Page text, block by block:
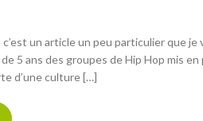
c’est un article un peu particulier que
5 ans des groupes de Hip Hop mis
d’une culture […]